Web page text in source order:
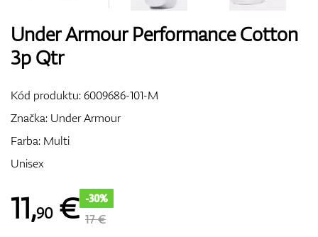
GPS/Zameriavače
Under Armour Performance Cotton
3p Qtr
Kód produktu:6009686-101-M
Značka: Under Armour
Farba: Multi
Unisex
11,90€ -30%
17 €